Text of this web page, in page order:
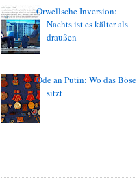
Orwellsche Inversion:
Nachts ist es kälter als
draußen
Ode an Putin: Wo das Böse
sitzt